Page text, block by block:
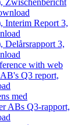
Interim Report 3,
3,
with web
Q3 report,
med
ABs Q3-rapport,